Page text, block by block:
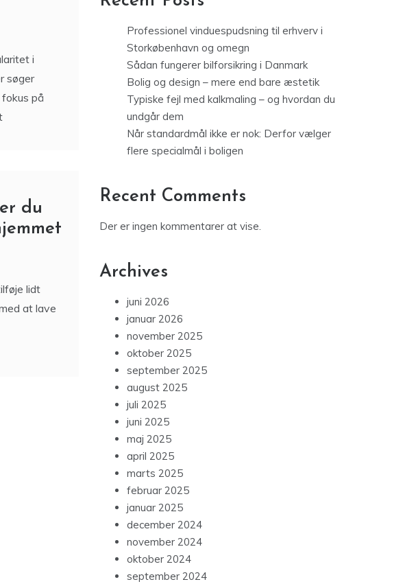
i
søger
på
du
lidt
at lave
Professionel vinduespudsning til erhverv i
Storkøbenhavn og omegn
Sådan fungerer bilforsikring i Danmark
Bolig og design – mere end bare æstetik
Typiske fejl med kalkmaling – og hvordan du
undgår dem
Når standardmål ikke er nok: Derfor vælger
flere specialmål i boligen
Recent Comments
Der er ingen kommentarer at vise.
Archives
juni 2026
januar 2026
november 2025
oktober 2025
september 2025
august 2025
juli 2025
juni 2025
maj 2025
april 2025
marts 2025
februar 2025
januar 2025
december 2024
november 2024
oktober 2024
september 2024